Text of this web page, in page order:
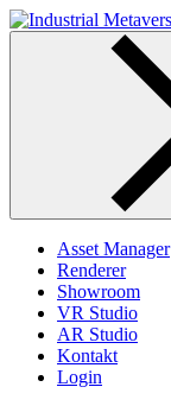
Skip
to
Asset Manager
Renderer
Showroom
VR Studio
AR Studio
Kontakt
Login